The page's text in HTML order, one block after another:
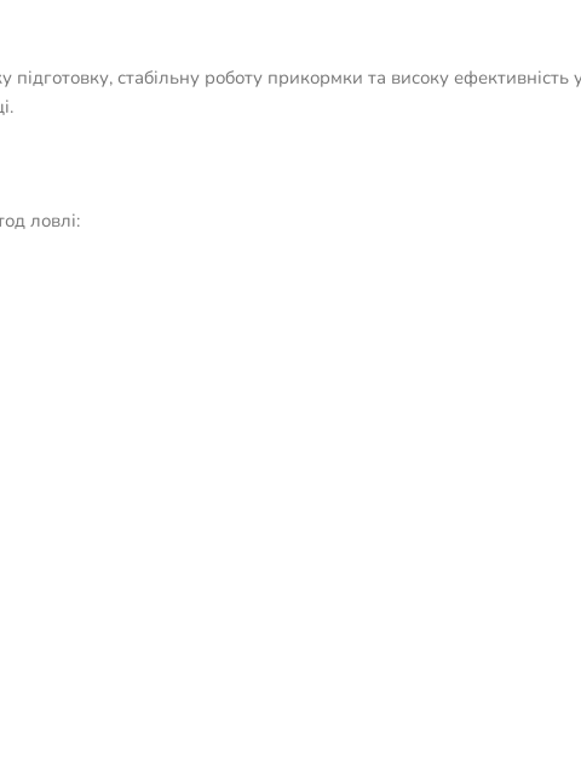
стабільну роботу прикормки та високу
ловлі: